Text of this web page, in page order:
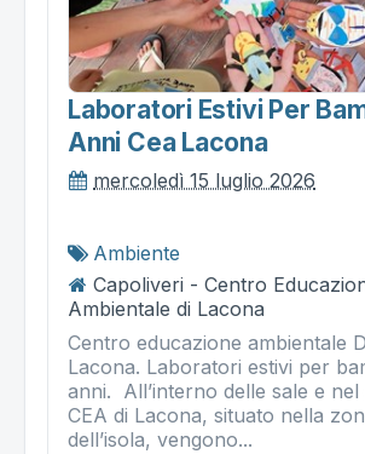
Laboratori Estivi Per
Anni Cea Lacona
mercoledì 15 luglio 2026
Ambiente
Capoliveri - Centro
Ambientale di Lacona
Centro educazione ambientale
Lacona. Laboratori estivi per
anni. All’interno delle sale e nel
CEA di Lacona, situato nella
dell’isola, vengono...